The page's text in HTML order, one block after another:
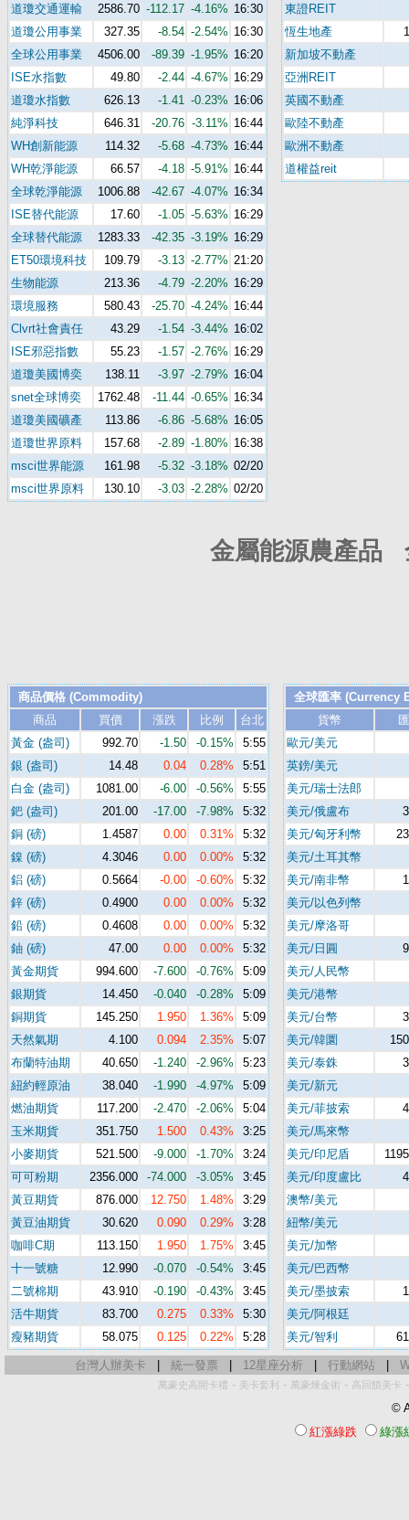
道瓊交通運輸
2586.70 -112.17 -4.16% 16:30
道瓊公用事業
327.35 -8.54 -2.54% 16:30
全球公用事業
4506.00 -89.39 -1.95% 16:20
ISE水指數
49.80 -2.44 -4.67% 16:29
道瓊水指數
626.13 -1.41 -0.23% 16:06
純淨科技
646.31 -20.76 -3.11% 16:44
WH創新能源
114.32 -5.68 -4.73% 16:44
WH乾淨能源
66.57 -4.18 -5.91% 16:44
全球乾淨能源
1006.88 -42.67 -4.07% 16:34
ISE替代能源
17.60 -1.05 -5.63% 16:29
全球替代能源
1283.33 -42.35 -3.19% 16:29
ET50環境科技
109.79 -3.13 -2.77% 21:20
生物能源
213.36 -4.79 -2.20% 16:29
環境服務
580.43 -25.70 -4.24% 16:44
Clvrt社會責任
43.29 -1.54 -3.44% 16:02
ISE邪惡指數
55.23 -1.57 -2.76% 16:29
道瓊美國博奕
138.11 -3.97 -2.79% 16:04
snet全球博奕
1762.48 -11.44 -0.65% 16:34
道瓊美國礦產
113.86 -6.86 -5.68% 16:05
道瓊世界原料
157.68 -2.89 -1.80% 16:38
msci世界能源
161.98 -5.32 -3.18% 02/20
msci世界原料
130.10 -3.03 -2.28% 02/20
東證REIT
恆生地產
新加坡不動產
亞洲REIT
英國不動產
歐陸不動產
歐洲不動產
道權益reit
金屬能源農產品
商品價格 (Commodity)
商品
買價 漲跌 比例
台北
黃金 (盎司)
992.70 -1.50 -0.15%
5:55
銀 (盎司)
14.48 0.04 0.28%
5:51
白金 (盎司)
1081.00 -6.00 -0.56%
5:55
鈀 (盎司)
201.00 -17.00 -7.98%
5:32
銅 (磅)
1.4587 0.00 0.31%
5:32
鎳 (磅)
4.3046 0.00 0.00%
5:32
鋁 (磅)
0.5664 -0.00 -0.60%
5:32
鋅 (磅)
0.4900 0.00 0.00%
5:32
鉛 (磅)
0.4608 0.00 0.00%
5:32
鈾 (磅)
47.00 0.00 0.00%
5:32
黃金期貨
994.600 -7.600 -0.76%
5:09
銀期貨
14.450 -0.040 -0.28%
5:09
銅期貨
145.250 1.950 1.36%
5:09
天然氣期
4.100 0.094 2.35%
5:07
布蘭特油期
40.650 -1.240 -2.96%
5:23
紐約輕原油
38.040 -1.990 -4.97%
5:09
燃油期貨
117.200 -2.470 -2.06%
5:04
玉米期貨
351.750 1.500 0.43%
3:25
小麥期貨
521.500 -9.000 -1.70%
3:24
可可粉期
2356.000 -74.000 -3.05%
3:45
黃豆期貨
876.000 12.750 1.48%
3:29
黃豆油期貨
30.620 0.090 0.29%
3:28
咖啡C期
113.150 1.950 1.75%
3:45
十一號糖
12.990 -0.070 -0.54%
3:45
二號棉期
43.910 -0.190 -0.43%
3:45
活牛期貨
83.700 0.275 0.33%
5:30
瘦豬期貨
58.075 0.125 0.22% 5:28
全球匯率 (Currency
貨幣
歐元/美元
英鎊/美元
美元/瑞士法郎
美元/俄盧布
美元/匈牙利幣
美元/土耳其幣
美元/南非幣
美元/以色列幣
美元/摩洛哥
美元/日圓
美元/人民幣
美元/港幣
美元/台幣
美元/韓圜
美元/泰銖
美元/新元
美元/菲披索
美元/馬來幣
美元/印尼盾
美元/印度盧比
澳幣/美元
紐幣/美元
美元/加幣
美元/巴西幣
美元/墨披索
美元/阿根廷
美元/智利
台灣人辦美卡| 統一發票 12星座分析 行動網站
萬豪史高開卡禮 - 美卡套利 - 萬豪煉金術 - 高回饋美卡
©
紅漲綠跌
綠漲